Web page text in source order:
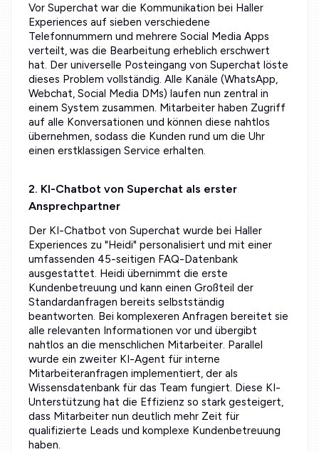
Vor Superchat war die Kommunikation bei Haller
Experiences auf sieben verschiedene
Telefonnummern und mehrere Social Media Apps
verteilt, was die Bearbeitung erheblich erschwert
hat. Der universelle Posteingang von Superchat löste
dieses Problem vollständig. Alle Kanäle (WhatsApp,
Webchat, Social Media DMs) laufen nun zentral in
einem System zusammen. Mitarbeiter haben Zugriff
auf alle Konversationen und können diese nahtlos
übernehmen, sodass die Kunden rund um die Uhr
einen erstklassigen Service erhalten.
2. KI-Chatbot von Superchat als erster
Ansprechpartner
Der KI-Chatbot von Superchat wurde bei Haller
Experiences zu "Heidi" personalisiert und mit einer
umfassenden 45-seitigen FAQ-Datenbank
ausgestattet. Heidi übernimmt die erste
Kundenbetreuung und kann einen Großteil der
Standardanfragen bereits selbstständig
beantworten. Bei komplexeren Anfragen bereitet sie
alle relevanten Informationen vor und übergibt
nahtlos an die menschlichen Mitarbeiter. Parallel
wurde ein zweiter KI-Agent für interne
Mitarbeiteranfragen implementiert, der als
Wissensdatenbank für das Team fungiert. Diese KI-
Unterstützung hat die Effizienz so stark gesteigert,
dass Mitarbeiter nun deutlich mehr Zeit für
qualifizierte Leads und komplexe Kundenbetreuung
haben.